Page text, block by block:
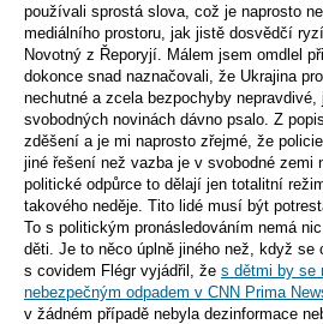
používali sprostá slova, což je naprosto
mediálního prostoru, jak jistě dosvědčí
Novotný z Řeporyjí. Málem jsem omdlel
dokonce snad naznačovali, že Ukrajina
nechutné a zcela bezpochyby
svobodných novinách dávno psalo. Z
zděšení a je mi naprosto zřejmé, že
jiné řešení než vazba je v svobodné zemi
politické odpůrce to dělají jen totalitní
takového neděje. Tito lidé musí být
To s politickým pronásledováním nemá
děti. Je to něco úplně jiného než, když se
s covidem Flégr vyjádřil, že s dětmi by se
nebezpečným odpadem v CNN Prima
v žádném případě nebyla dezinformace